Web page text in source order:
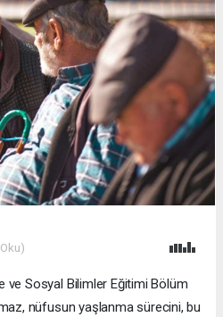
ve Sosyal Bilimler Eğitimi Bölüm
nüfusun yaşlanma sürecini, bu